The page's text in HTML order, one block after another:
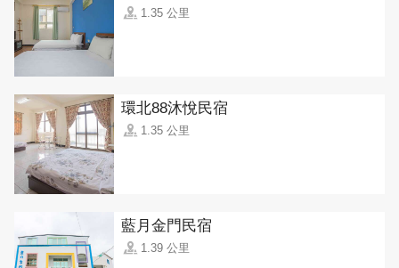
1.35 公里
環北88沐悅民宿
1.35 公里
藍月金門民宿
1.39 公里